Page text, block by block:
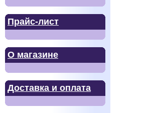
Прайс-лист
О магазине
Доставка и оплата